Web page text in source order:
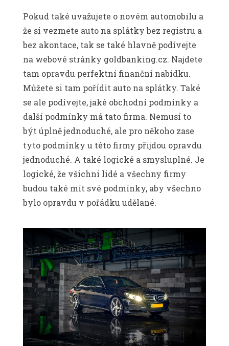
Pokud také uvažujete o novém automobilu a
že si vezmete auto na splátky bez registru a
bez akontace, tak se také hlavně podívejte
na webové stránky goldbanking.cz. Najdete
tam opravdu perfektní finanční nabídku.
Můžete si tam pořídit auto na splátky. Také
se ale podívejte, jaké obchodní podmínky a
další podmínky má tato firma. Nemusí to
být úplně jednoduché, ale pro někoho zase
tyto podmínky u této firmy přijdou opravdu
jednoduché. A také logické a smysluplné. Je
logické, že všichni lidé a všechny firmy
budou také mít své podmínky, aby všechno
bylo opravdu v pořádku udělané.